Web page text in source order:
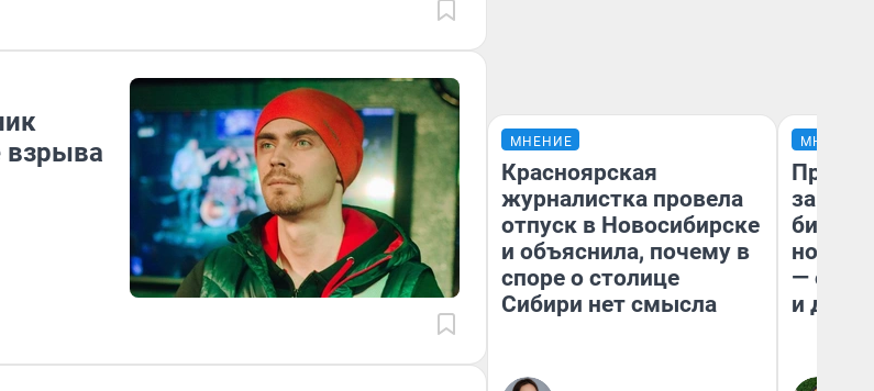
взрыва
МНЕНИЕ
Красноярская
журналистка провела
отпуск в Новосибирске
и объяснила, почему в
споре о столице
Сибири нет смысла
МНЕНИЕ
новый
— он
и даже